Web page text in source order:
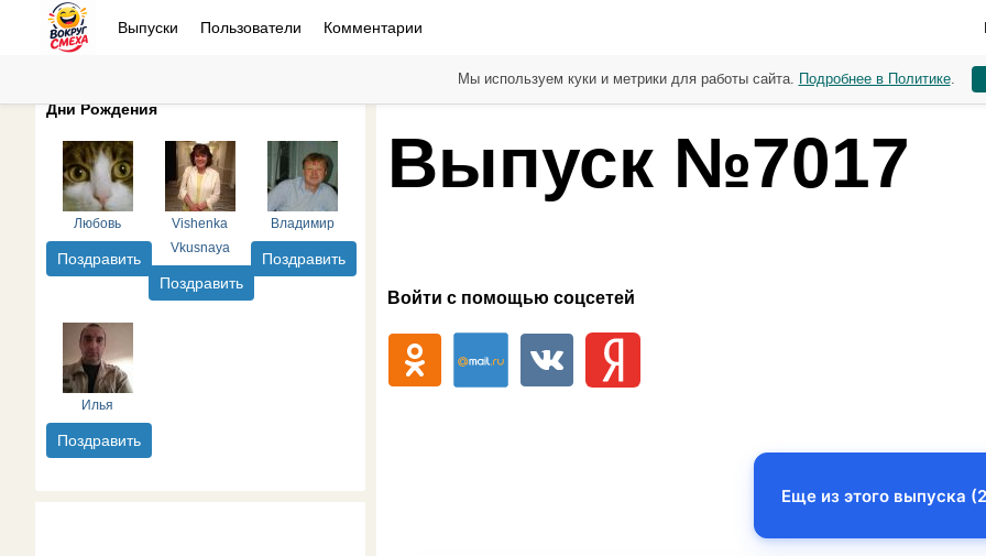
Выпуски Пользователи Комментарии
Дни Рождения
Любовь
Поздравить
Vishenka
Vkusnaya
Поздравить
Владимир
Поздравить
Илья
Поздравить
Выпуск №7017
Войти с помощью соцсетей
Еще из этого выпуска
Мы используем куки и метрики для работы сайта. Подробнее в Политике.